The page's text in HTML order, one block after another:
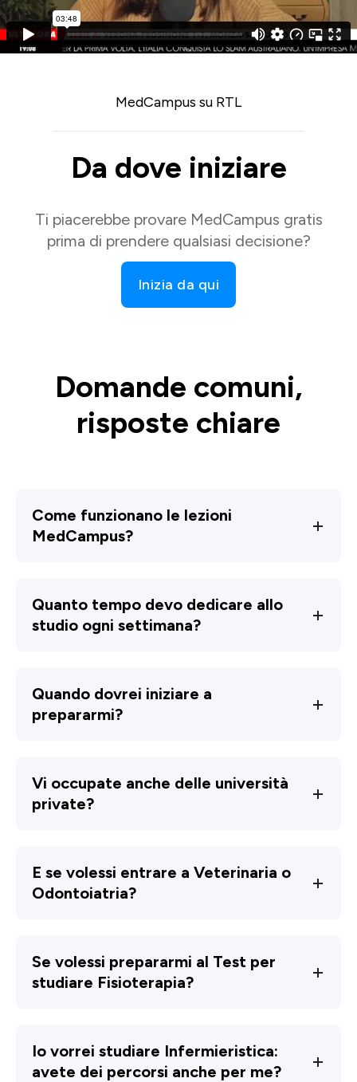
MedCampus su RTL
Da dove iniziare
Ti piacerebbe provare MedCampus gratis
prima di prendere qualsiasi decisione?
Inizia da qui
Domande comuni,
risposte chiare
Come funzionano le lezioni
MedCampus?
Quanto tempo devo dedicare allo
studio ogni settimana?
Quando dovrei iniziare a
prepararmi?
Vi occupate anche delle università
private?
E se volessi entrare a Veterinaria o
Odontoiatria?
Se volessi prepararmi al Test per
studiare Fisioterapia?
Io vorrei studiare Infermieristica:
avete dei percorsi anche per me?